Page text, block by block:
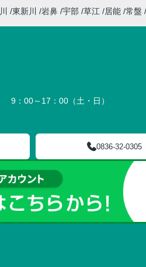
東新川 岩鼻 宇部 草江 居能 常盤
9：00～17：00（土・日）
0836-32-0305